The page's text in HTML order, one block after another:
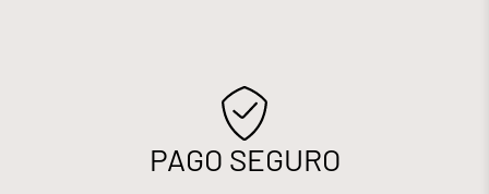
PAGO SEGURO